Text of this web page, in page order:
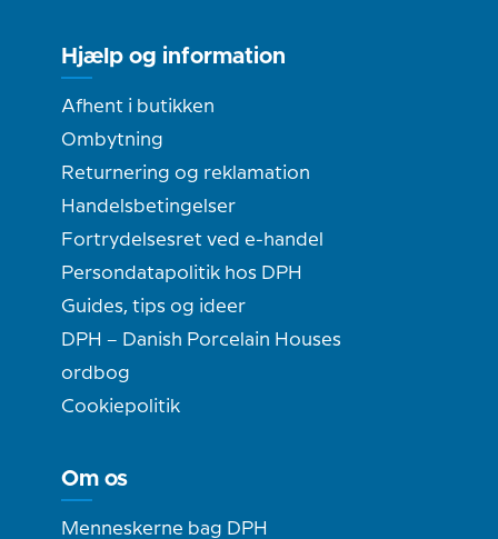
Hjælp og information
Afhent i butikken
Ombytning
Returnering og reklamation
Handelsbetingelser
Fortrydelsesret ved e-handel
Persondatapolitik hos DPH
Guides, tips og ideer
DPH – Danish Porcelain Houses
ordbog
Cookiepolitik
Om os
Menneskerne bag DPH